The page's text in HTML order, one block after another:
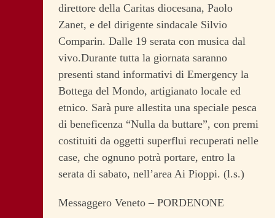
direttore della Caritas diocesana, Paolo
Zanet, e del dirigente sindacale Silvio
Comparin. Dalle 19 serata con musica dal
vivo.Durante tutta la giornata saranno
presenti stand informativi di Emergency la
Bottega del Mondo, artigianato locale ed
etnico. Sarà pure allestita una speciale pesca
di beneficenza “Nulla da buttare”, con premi
costituiti da oggetti superflui recuperati nelle
case, che ognuno potrà portare, entro la
serata di sabato, nell’area Ai Pioppi. (l.s.)
Messaggero Veneto – PORDENONE